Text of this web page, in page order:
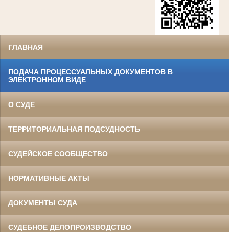
ГЛАВНАЯ
ПОДАЧА ПРОЦЕССУАЛЬНЫХ ДОКУМЕНТОВ В
ЭЛЕКТРОННОМ ВИДЕ
О СУДЕ
ТЕРРИТОРИАЛЬНАЯ ПОДСУДНОСТЬ
СУДЕЙСКОЕ СООБЩЕСТВО
НОРМАТИВНЫЕ АКТЫ
ДОКУМЕНТЫ СУДА
СУДЕБНОЕ ДЕЛОПРОИЗВОДСТВО